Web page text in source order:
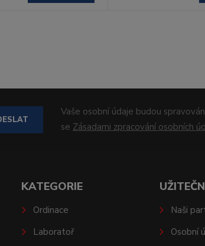
Vaše osobní údaje budou
se Zásadami zpracování osobních
KATEGORIE
Ordinace
Laboratoř
Naši
Osobní